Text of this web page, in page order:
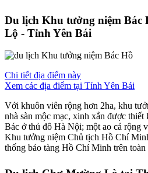
Du lịch Khu tưởng niệm Bác
Lộ - Tỉnh Yên Bái
Chi tiết địa điểm này
Xem các địa điểm tại Tỉnh Yên Bái
Với khuôn viên rộng hơn 2ha, khu
nhà sàn mộc mạc, xinh xắn được thiết
Bác ở thủ đô Hà Nội; một ao cá rộng
Khu tưởng niệm Chủ tịch Hồ Chí
thống bảo tàng Hồ Chí Minh trên toàn